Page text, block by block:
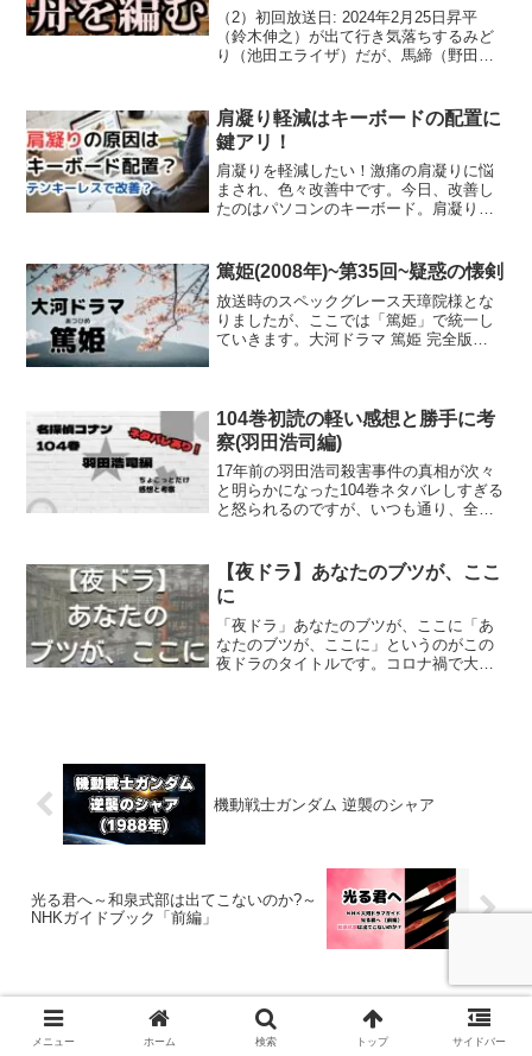
語。
（2）初回放送日: 2024年2月25日昇平
（鈴木伸之）が出て行き気落ちするみど
り（池田エライザ）だが、馬締（野田洋
から、「大渡海」専用の紙を作っている
と知らされ、辞書...
肩凝り軽減はキーボードの配置に
鍵アリ！
肩凝りを軽減したい！激痛の肩凝りに悩
まされ、色々改善中です。今日、改善し
たのはパソコンのキーボード。肩凝りの
のやりすぎで肩こりが激痛に？今までは
横に長いテンキー付きのキ...
篤姫(2008年)~第35回~疑惑の懐剣
放送時のスペックグレース天璋院様とな
りましたが、ここでは「篤姫」で統一し
ていきます。大河ドラマ 篤姫 完全版
ばせて来...
104巻初読の軽い感想と勝手に考
察(羽田浩司編)
17年前の羽田浩司殺害事件の真相が次々
と明らかになった104巻ネタバレしすぎる
と怒られるのですが、いつも通り、全容
考えて行きたいと思います。RUM=脇田
兼則 浅香＝若狭...
【夜ドラ】あなたのブツが、ここ
に
「夜ドラ」あなたのブツが、ここに「あ
なたのブツが、ここに」というのがこの
夜ドラのタイトルです。コロナ禍で大変
機動戦士ガンダム 逆襲のシャア
光る君へ～和泉式部は出てこないのか?～
NHKガイドブック「前編」
ホーム ドラマ
メニュー ホーム 検索 トップ サイドバー